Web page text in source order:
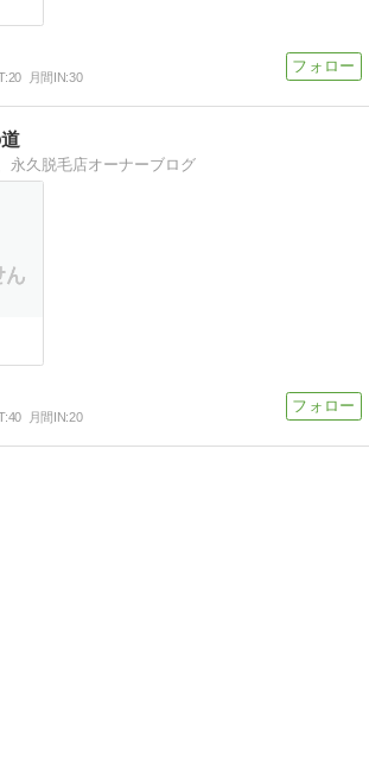
20 月間IN:30
永久脱毛店オーナーブログ
40 月間IN:20